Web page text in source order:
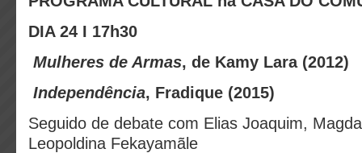
DIA 24 I 17h30
Mulheres de Armas, de Kamy Lara (2012)
︎ Independência, Fradique (2015)
Seguido de debate com Elias Joaquim,
Leopoldina Fekayamãle